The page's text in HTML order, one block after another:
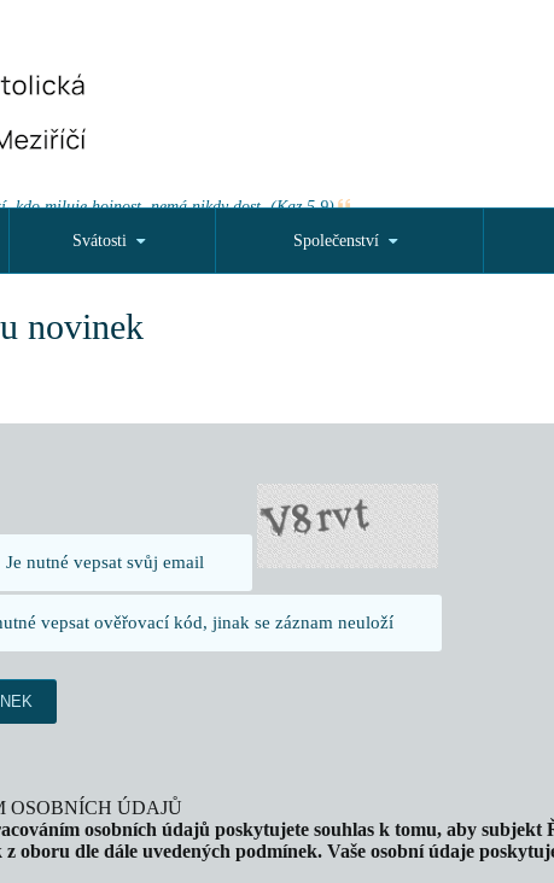
kdo miluje hojnost, nemá nikdy dost. (Kaz 5,9)
Svátosti Společenství
novinek
Je nutné vepsat svůj email
vepsat ověřovací kód, jinak se záznam neuloží
OSOBNÍCH ÚDAJŮ
osobních údajů poskytujete souhlas k tomu, aby
oboru dle dále uvedených podmínek. Vaše osobní údaje